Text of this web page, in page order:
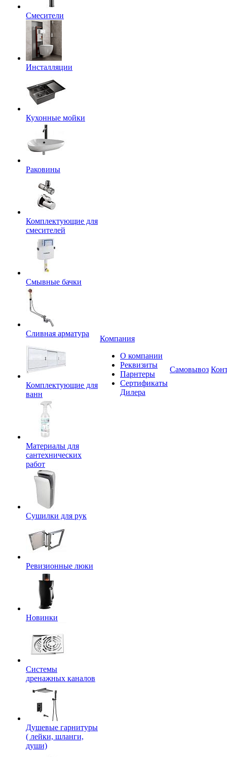
Смесители
Инсталляции
Кухонные мойки
Раковины
Комплектующие для
смесителей
Смывные бачки
Сливная арматура
Комплектующие для
ванн
Материалы для
сантехнических
работ
Сушилки для рук
Ревизионные люки
Новинки
Системы
дренажных каналов
Душевые гарнитуры
( лейки, шланги,
души)
Компания
О компании
Реквизиты
Парнтеры
Сертификаты
Дилера
Самовывоз